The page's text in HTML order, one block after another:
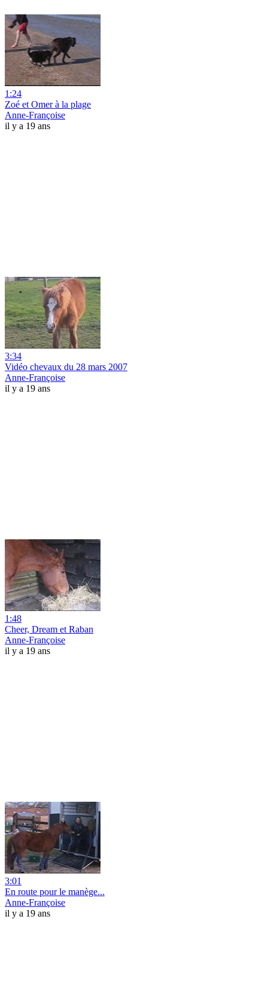
1:24
Zoé et Omer à la plage
Anne-Françoise
il y a 19 ans
3:34
Vidéo chevaux du 28 mars 2007
Anne-Françoise
il y a 19 ans
1:48
Cheer, Dream et Raban
Anne-Françoise
il y a 19 ans
3:01
En route pour le manège...
Anne-Françoise
il y a 19 ans